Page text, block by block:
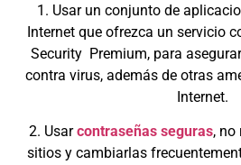
1. Usar un conjunto de
Internet que ofrezca un servicio
Security Premium, para
contra virus, además de otras
Internet.
2. Usarcontraseñas seguras, no
sitios y cambiarlas